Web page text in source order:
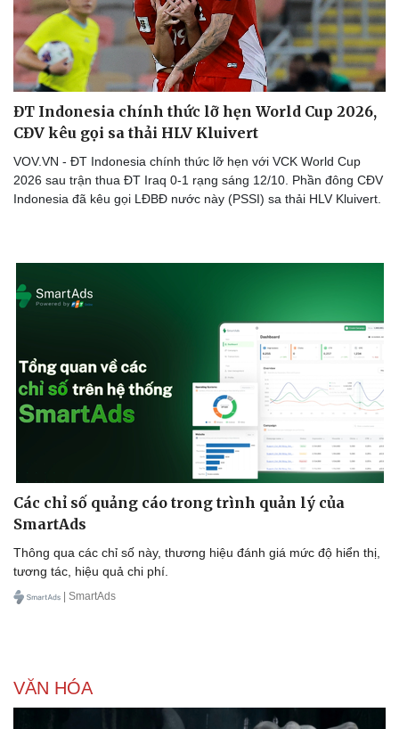
Doanh nghiệp 24h
Chuyển đổi số
ĐT Indonesia chính thức lỡ hẹn World Cup 2026,
CĐV kêu gọi sa thải HLV Kluivert
VOV.VN - ĐT Indonesia chính thức lỡ hẹn với VCK World Cup
2026 sau trận thua ĐT Iraq 0-1 rạng sáng 12/10. Phần đông CĐV
Indonesia đã kêu gọi LĐBĐ nước này (PSSI) sa thải HLV Kluivert.
Các chỉ số quảng cáo trong trình quản lý của
SmartAds
Thông qua các chỉ số này, thương hiệu đánh giá mức độ hiển thị,
tương tác, hiệu quả chi phí.
| SmartAds
VĂN HÓA